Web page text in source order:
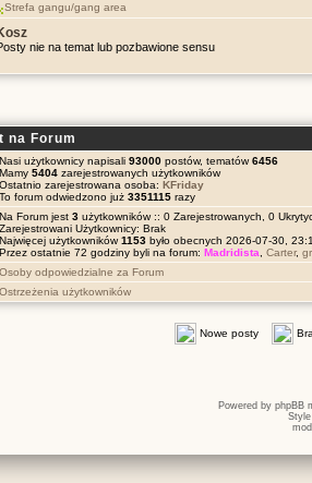
Strefa gangu/gang area
nie na temat lub pozbawione sensu
na Forum
Nasi użytkownicy napisali 93000 postów, tematów6456
Mamy 5404 zarejestrowanych użytkowników
Ostatnio zarejestrowana osoba: KFriday
To forum odwiedzono już 3351115 razy
Na Forum jest 3 użytkowników :: 0 Zarejestrowanych, 0
Zarejestrowani Użytkownicy: Brak
Najwięcej użytkowników1153 było obecnych 2026-07-30,
Przez ostatnie 72 godziny byli na forum: Madridista Carter,
Osoby odpowiedzialne za Forum
Ostrzeżenia użytkowników
Nowe posty
Powered by phpBB